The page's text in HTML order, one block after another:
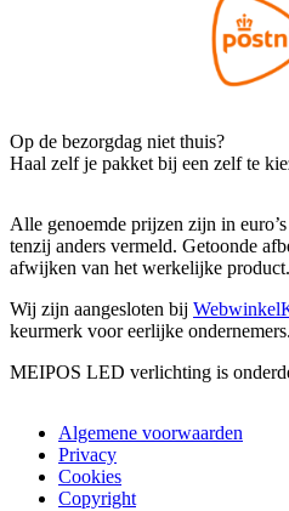
Op de bezorgdag niet thuis?
Haal zelf je pakket bij een zelf te
Alle genoemde prijzen zijn in
tenzij anders vermeld. Getoonde
afwijken van het werkelijke product.
Wij zijn aangesloten bij
keurmerk voor eerlijke ondernemers.
MEIPOS LED verlichting is
Algemene voorwaarden
Privacy
Cookies
Copyright